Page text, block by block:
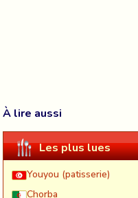
À lire aussi
Les plus lues
Youyou (patisserie)
Chorba